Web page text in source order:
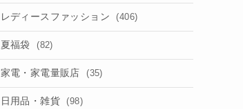
レディースファッション (406)
夏福袋 (82)
家電・家電量販店 (35)
日用品・雑貨 (98)